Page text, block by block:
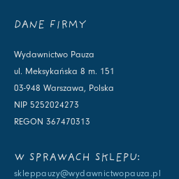
DANE FIRMY
Wydawnictwo Pauza
ul. Meksykańska 8 m. 151
03-948 Warszawa, Polska
NIP 5252024273
REGON 367470313
W SPRAWACH SKLEPU:
skleppauzy@wydawnictwopauza.pl